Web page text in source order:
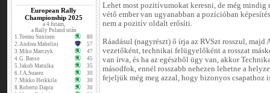
European Rally
Championship 2025
a 4.futam,
a Rally Poland után
1.Teemu Suninen
80
2.Andrea Mabelini
57
3.Miko Marczyk
47
4.G. Basso
45
5.Jakub Matulka
35
6.J.A.Suarez
30
7.Mikko Heikkila
30
8.Roberto Dapra
30
Lehet most pozitívumokat keresni, de még mindig
vétő ember van ugyanabban a pozícióban
nem a pozitív oldalt erősíti.
Ráadásul (nagyrészt) ő írja az RVSzt rosszul,
vezetőként, technikai felügyelőként a rosszat
van írva, és ha az egészből ügy van, akkor
másodfok, ennél rosszabb nehezen lehetne a
fejeljük még meg azzal, hogy bizonyos csapathoz